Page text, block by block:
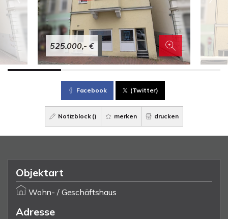
525.000,- €
Facebook (Twitter)
Notizblock () merken drucken
Objektart
Wohn- / Geschäftshaus
Adresse